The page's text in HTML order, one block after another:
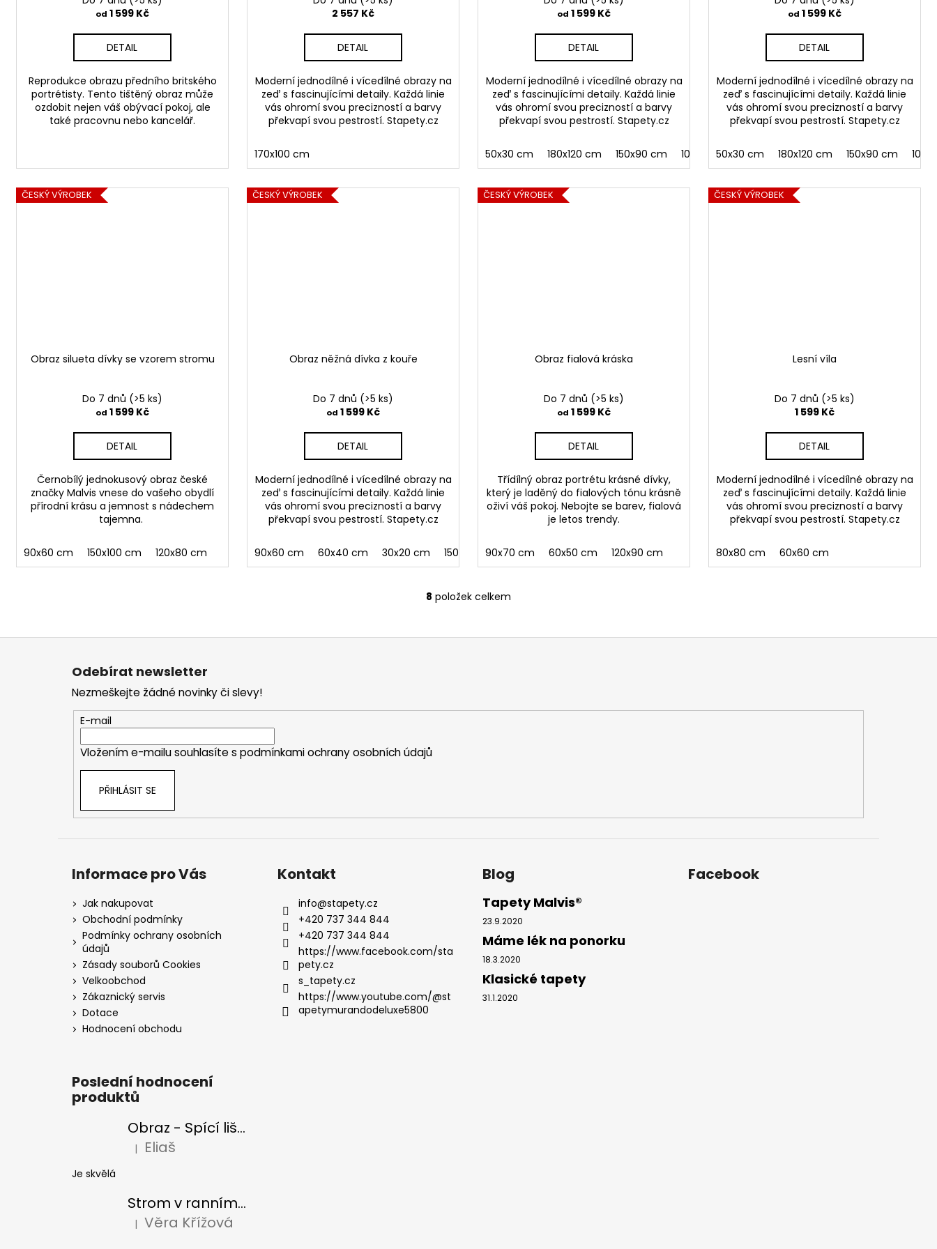
od 1 599 Kč
DETAIL
Reprodukce obrazu předního britského
portrétisty. Tento tištěný obraz může
ozdobit nejen váš obývací pokoj, ale
také pracovnu nebo kancelář.
2 557 Kč
DETAIL
Moderní jednodílné i vícedílné obrazy na
zeď s fascinujícími detaily. Každá linie
vás ohromí svou precizností a barvy
překvapí svou pestrostí. Stapety.cz
170x100 cm
od 1 599 Kč
DETAIL
Moderní jednodílné i vícedílné obrazy na
zeď s fascinujícími detaily. Každá linie
vás ohromí svou precizností a barvy
překvapí svou pestrostí. Stapety.cz
50x30 cm 180x120 cm 150x90 cm 100x60 cm
od 1 599 Kč
DETAIL
Moderní jednodílné i vícedílné obrazy na
zeď s fascinujícími detaily. Každá linie
vás ohromí svou precizností a barvy
překvapí svou pestrostí. Stapety.cz
50x30 cm 180x120 cm 150x90 cm
ČESKÝ VÝROBEK
Obraz silueta dívky se vzorem stromu
Do 7 dnů (>5 ks)
od 1 599 Kč
DETAIL
Černobílý jednokusový obraz české
značky Malvis vnese do vašeho obydlí
přírodní krásu a jemnost s nádechem
tajemna.
90x60 cm 150x100 cm 120x80 cm
ČESKÝ VÝROBEK
Obraz něžná dívka z kouře
Do 7 dnů (>5 ks)
od 1 599 Kč
DETAIL
Moderní jednodílné i vícedílné obrazy na
zeď s fascinujícími detaily. Každá linie
vás ohromí svou precizností a barvy
překvapí svou pestrostí. Stapety.cz
90x60 cm 60x40 cm 30x20 cm 150x100 cm 120x80 cm
ČESKÝ VÝROBEK
Obraz fialová kráska
Do 7 dnů (>5 ks)
od 1 599 Kč
DETAIL
Třídílný obraz portrétu krásné dívky,
který je laděný do fialových tónu krásně
oživí váš pokoj. Nebojte se barev, fialová
je letos trendy.
90x70 cm 60x50 cm 120x90 cm
ČESKÝ VÝROBEK
Lesní víla
Do 7 dnů (>5 ks)
1 599 Kč
DETAIL
Moderní jednodílné i vícedílné obrazy na
zeď s fascinujícími detaily. Každá linie
vás ohromí svou precizností a barvy
překvapí svou pestrostí. Stapety.cz
80x80 cm 60x60 cm
O
l
í
ý
p
8 položek celkem
Z
Odebírat newsletter
Nezmeškejte žádné novinky či slevy!
E-mail
Vložením e-mailu souhlasíte s podmínkami ochrany osobních údajů
PŘIHLÁSIT SE
Informace pro Vás
Jak nakupovat
Obchodní podmínky
Podmínky ochrany osobních
údajů
Zásady souborů Cookies
Velkoobchod
Zákaznický servis
Dotace
Hodnocení obchodu
Kontakt
info@stapety.cz
+420 737 344 844
+420 737 344 844
https://www.facebook.com/sta
pety.cz
s_tapety.cz
https://www.youtube.com/@st
apetymurandodeluxe5800
Blog
Tapety Malvis®
23.9.2020
Máme lék na ponorku
18.3.2020
Klasické tapety
31.1.2020
Facebook
Poslední hodnocení
produktů
Obraz - Spící liška
Hodnocení produktu je 5 z 5 hvězdiček.
| Eliaš
Je skvělá
Strom v ranním slunci
Hodnocení produktu je 5 z 5 hvězdiček.
| Věra Křížová